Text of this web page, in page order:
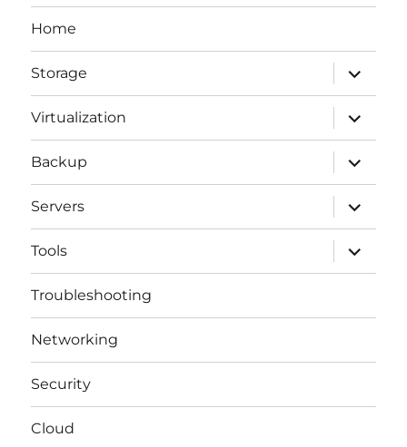
Home
Storage
expande
el
menú
inferior
Virtualization
expande
el
menú
inferior
Backup
expande
el
menú
inferior
Servers
expande
el
menú
inferior
Tools
expande
el
menú
Troubleshooting
Networking
Security
Cloud